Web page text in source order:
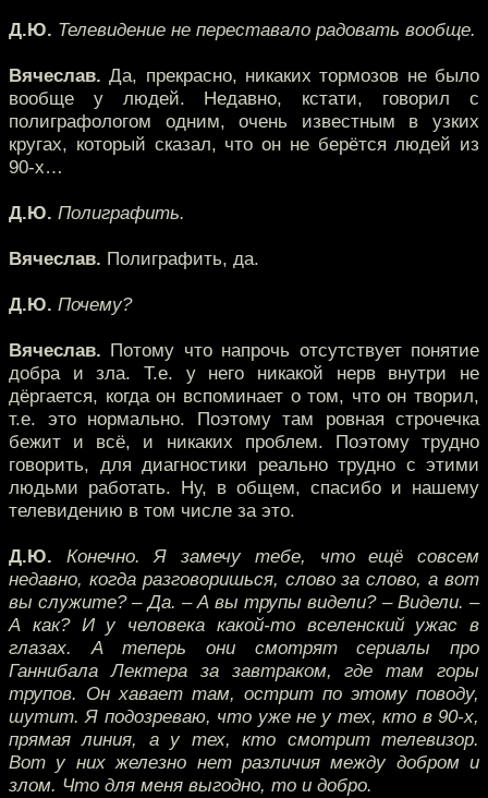
Д.Ю. Телевидение не переставало радовать вообще.
Вячеслав. Да, прекрасно, никаких тормозов не было
вообще у людей. Недавно, кстати, говорил с
полиграфологом одним, очень известным в узких
кругах, который сказал, что он не берётся людей из
90-х…
Д.Ю. Полиграфить.
Вячеслав. Полиграфить, да.
Д.Ю. Почему?
Вячеслав. Потому что напрочь отсутствует понятие
добра и зла. Т.е. у него никакой нерв внутри не
дёргается, когда он вспоминает о том, что он творил,
т.е. это нормально. Поэтому там ровная строчечка
бежит и всё, и никаких проблем. Поэтому трудно
говорить, для диагностики реально трудно с этими
людьми работать. Ну, в общем, спасибо и нашему
телевидению в том числе за это.
Д.Ю. Конечно. Я замечу тебе, что ещё совсем
недавно, когда разговоришься, слово за слово, а вот
вы служите? – Да. – А вы трупы видели? – Видели. –
А как? И у человека какой-то вселенский ужас в
глазах. А теперь они смотрят сериалы про
Ганнибала Лектера за завтраком, где там горы
трупов. Он хавает там, острит по этому поводу,
шутит. Я подозреваю, что уже не у тех, кто в 90-х,
прямая линия, а у тех, кто смотрит телевизор.
Вот у них железно нет различия между добром и
злом. Что для меня выгодно, то и добро.